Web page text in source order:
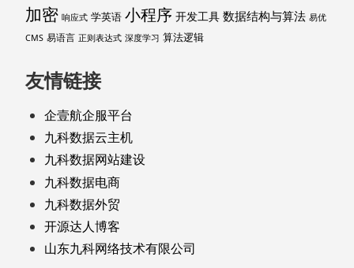
加密 响应式 学英语 小程序 开发工具 数据结构与算法 易优
CMS 易语言 正则表达式 深度学习 算法逻辑
友情链接
企壹航企服平台
九科数据云主机
九科数据网站建设
九科数据电商
九科数据外贸
开源达人博客
山东九科网络技术有限公司